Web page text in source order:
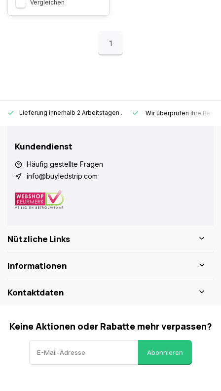
Vergleichen
1
Lieferung innerhalb 2 Arbeitstagen . Wir überprüfen ihre
Kundendienst
Häufig gestellte Fragen
info@buyledstrip.com
Nützliche Links
Informationen
Kontaktdaten
Keine Aktionen oder Rabatte mehr verpassen?
Abonnieren